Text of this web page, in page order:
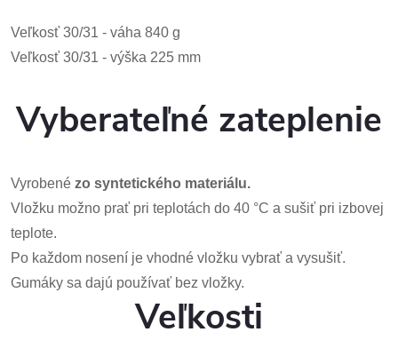
Veľkosť 30/31 - váha 840 g
Veľkosť 30/31 - výška 225 mm
Vyberateľné zateplenie
Vyrobené zo syntetického materiálu.
Vložku možno prať pri teplotách do 40 °C a sušiť pri izbovej
teplote.
Po každom nosení je vhodné vložku vybrať a vysušiť.
Gumáky sa dajú používať bez vložky.
Veľkosti